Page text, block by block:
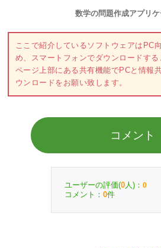
数学の問題作成アプリ
ここで紹介しているソフトウェアはPC
め、スマートフォンでダウンロードする
ページ上部にある共有機能でPCと情報
ウンロードをお願い致します。
コメント
ユーザーの評価(0 人)： 0
コメント： 0件